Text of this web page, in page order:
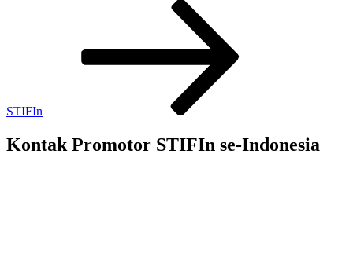
STIFIn
Kontak Promotor STIFIn se-Indonesia